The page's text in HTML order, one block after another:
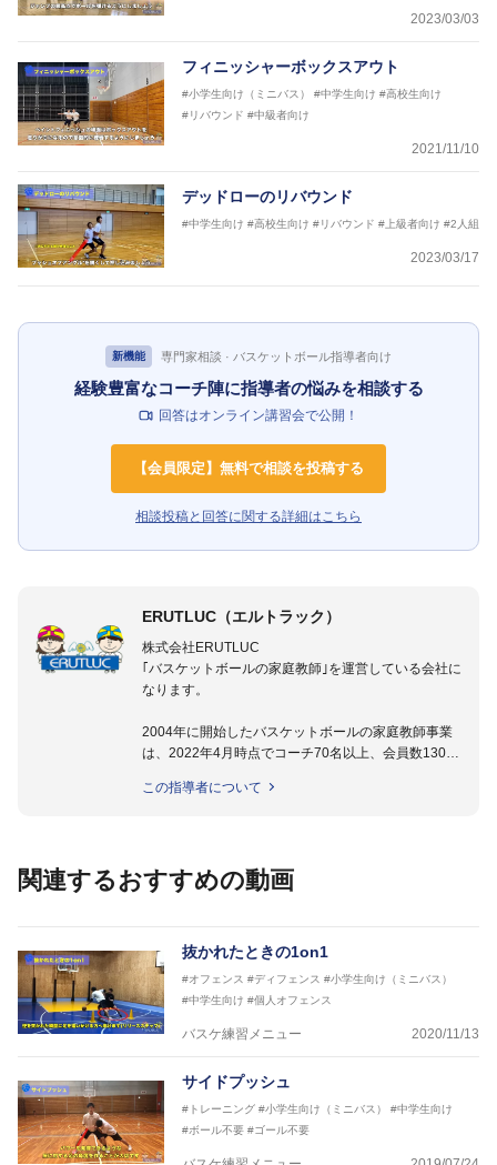
2023/03/03
フィニッシャーボックスアウト
#小学生向け（ミニバス） #中学生向け #高校生向け
#リバウンド #中級者向け
2021/11/10
デッドローのリバウンド
#中学生向け #高校生向け #リバウンド #上級者向け #2人組
2023/03/17
新機能 専門家相談 · バスケットボール指導者向け
経験豊富なコーチ陣に指導者の悩みを相談する
回答はオンライン講習会で公開！
【会員限定】無料で相談を投稿する
相談投稿と回答に関する詳細はこちら
ERUTLUC（エルトラック）
株式会社ERUTLUC
｢バスケットボールの家庭教師｣を運営している会社に
なります。
2004年に開始したバスケットボールの家庭教師事業
は、2022年4月時点でコーチ70名以上、会員数1300
指導実績多数・各地講習会なども担当しており、「は
など多くの書籍・DVDも監修しています。
2016年U12ナショナルキャンプヘッドコーチ
2016年U13ナショナルキャンプヘッドコーチ
2016年男子日本代表サポートコーチ
2017年U12ナショナルキャンプヘッドコーチ
2017年U13ナショナルキャンプヘッドコーチ
2018年U22日本代表スプリングキャンプアドバイザ
リーコーチ
2018年U12ナショナルキャンプヘッドコーチ
2018年U13ナショナルキャンプヘッドコーチ
2018年～2021年男子日本代表サポートコーチ
この指導者について
関連するおすすめの動画
抜かれたときの1on1
#オフェンス #ディフェンス #小学生向け（ミニバス）
#中学生向け #個人オフェンス
バスケ練習メニュー 2020/11/13
サイドプッシュ
#トレーニング #小学生向け（ミニバス）
#中学生向け
#ボール不要 #ゴール不要